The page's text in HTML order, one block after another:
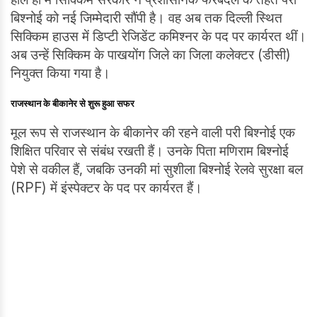
बिश्नोई को नई जिम्मेदारी सौंपी है। वह अब तक दिल्ली स्थित
सिक्किम हाउस में डिप्टी रेजिडेंट कमिश्नर के पद पर कार्यरत थीं।
अब उन्हें सिक्किम के पाखयोंग जिले का जिला कलेक्टर (डीसी)
नियुक्त किया गया है।
राजस्थान के बीकानेर से शुरू हुआ सफर
मूल रूप से राजस्थान के बीकानेर की रहने वाली परी बिश्नोई एक
शिक्षित परिवार से संबंध रखती हैं। उनके पिता मणिराम बिश्नोई
पेशे से वकील हैं, जबकि उनकी मां सुशीला बिश्नोई रेलवे सुरक्षा बल
(RPF) में इंस्पेक्टर के पद पर कार्यरत हैं।